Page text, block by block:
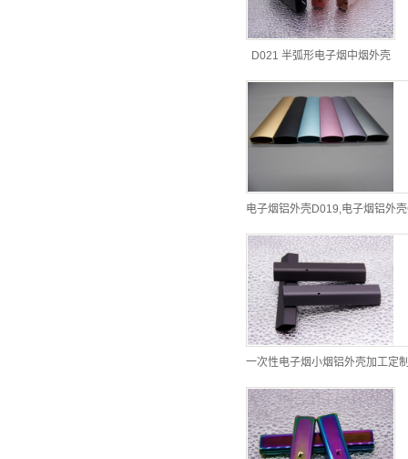
D021 半弧形电子烟中烟外壳
电子烟铝外壳D019,电子烟铝外
一次性电子烟小烟铝外壳加工定